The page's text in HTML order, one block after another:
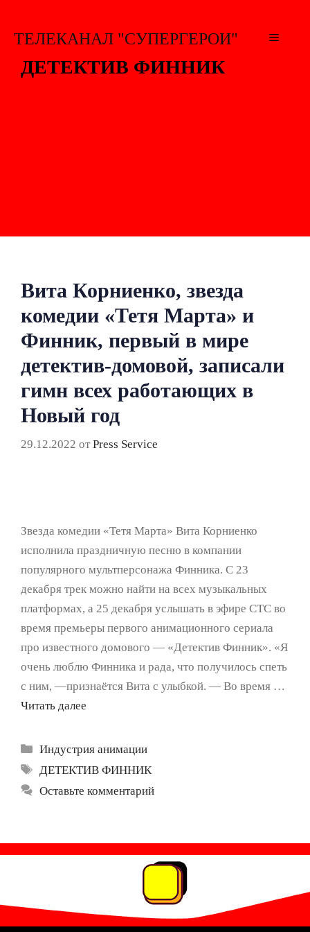
содержимому
ТЕЛЕКАНАЛ "СУПЕРГЕРОИ" МЕНЮ
ДЕТЕКТИВ ФИННИК
Вита Корниенко, звезда
комедии «Тетя Марта» и
Финник, первый в мире
детектив-домовой, записали
гимн всех работающих в
Новый год
29.12.2022 отPress Service
Звезда комедии «Тетя Марта» Вита Корниенко
исполнила праздничную песню в компании
популярного мультперсонажа Финника. С 23
декабря трек можно найти на всех музыкальных
платформах, а 25 декабря услышать в эфире СТС во
время премьеры первого анимационного сериала
про известного домового — «Детектив Финник». «Я
очень люблю Финника и рада, что получилось спеть
с ним, —признаётся Вита с улыбкой. — Во время …
Читать далее
Рубрики
Индустрия анимации
Метки
ДЕТЕКТИВ ФИННИК
Оставьте комментарий